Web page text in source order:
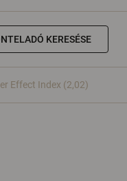
KERESÉSE
Effect Index (2,02)